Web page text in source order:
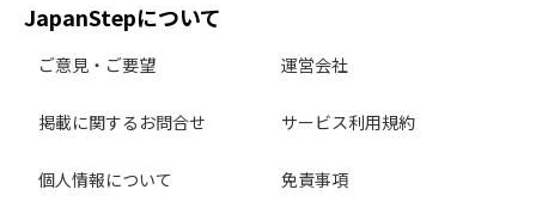
JapanStepについて
ご意見・ご要望 運営会社
掲載に関するお問合せ サービス利用規約
個人情報について 免責事項